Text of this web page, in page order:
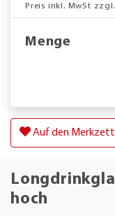
Preis inkl. MwSt
Menge
Auf den
hoch